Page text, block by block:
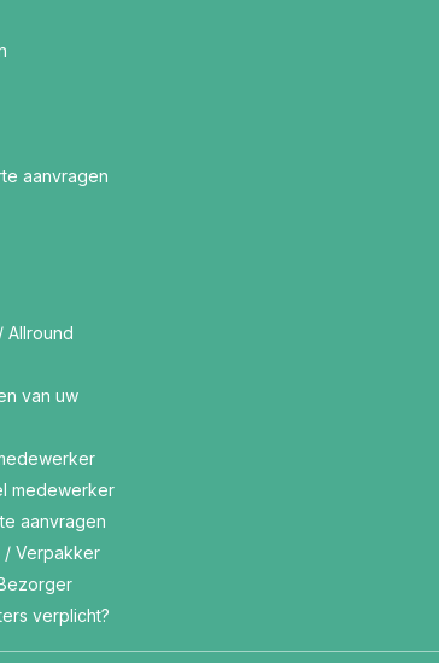
aanvragen
Allround
van uw
medewerker
aanvragen
/ Verpakker
verplicht?